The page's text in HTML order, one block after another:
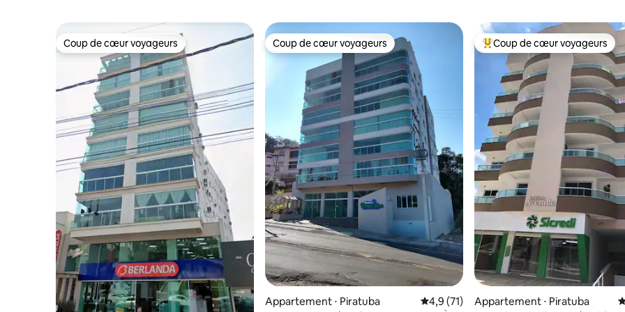
Coup de cœur voyageurs
Coup de cœur voyageurs Coup de cœur voyageurs
Coup de cœur voyageurs
Appartement ⋅ Piratuba Évaluation moyenne sur la base de 71
4,9 (71)
Coups de cœur voyageurs les
Coup de cœur voyageurs
Appartement ⋅ Piratuba